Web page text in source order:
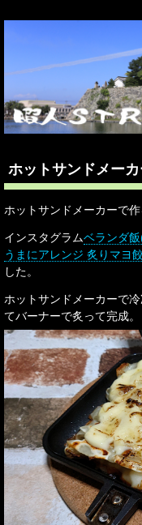
ホットサンドメー
ホットサンドメーカーで
インスタグラムベランダ
うまにアレンジ 炙りマヨ
した。
ホットサンドメーカーで
てバーナーで炙って完成。